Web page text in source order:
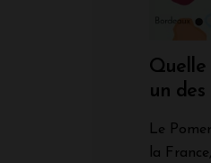
Quelle
un
Le
la